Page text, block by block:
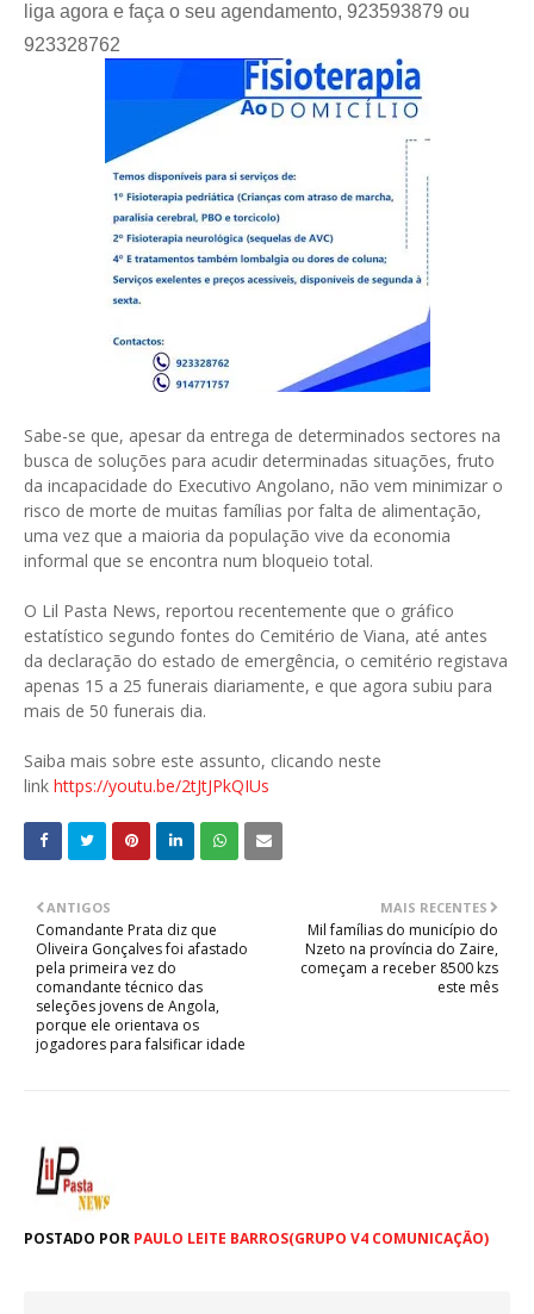
liga agora e faça o seu agendamento, 923593879 ou
923328762
Sabe-se que, apesar da entrega de determinados sectores na
busca de soluções para acudir determinadas situações, fruto
da incapacidade do Executivo Angolano, não vem minimizar o
risco de morte de muitas famílias por falta de alimentação,
uma vez que a maioria da população vive da economia
informal que se encontra num bloqueio total.
O Lil Pasta News, reportou recentemente que o gráfico
estatístico segundo fontes do Cemitério de Viana, até antes
da declaração do estado de emergência, o cemitério registava
apenas 15 a 25 funerais diariamente, e que agora subiu para
mais de 50 funerais dia.
Saiba mais sobre este assunto, clicando neste
link https://youtu.be/2tJtJPkQIUs
MAIS RECENTES
Mil famílias do município do
Nzeto na província do Zaire,
começam a receber 8500 kzs
este mês
ANTIGOS
Comandante Prata diz que
Oliveira Gonçalves foi afastado
pela primeira vez do
comandante técnico das
seleções jovens de Angola,
porque ele orientava os
jogadores para falsificar idade
POSTADO POR PAULO LEITE BARROS(GRUPO V4 COMUNICAÇÃO)